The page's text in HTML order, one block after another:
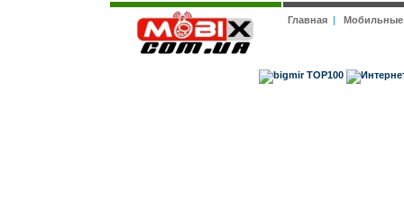
Главная|